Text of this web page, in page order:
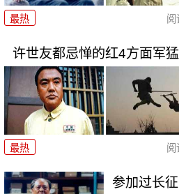
最热 阅
许世友都忌惮的红4方面军
最热 阅
参加过长